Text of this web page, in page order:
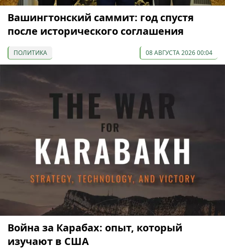
Вашингтонский саммит: год спустя
после исторического соглашения
ПОЛИТИКА 08 АВГУСТА 2026 00:04
Война за Карабах: опыт, который
изучают в США